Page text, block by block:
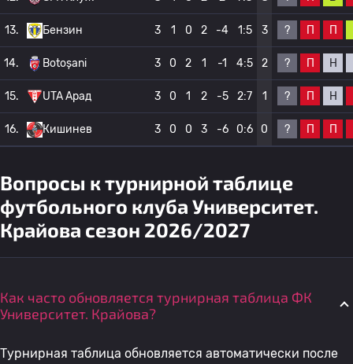
13. Бензин 3 1 0 2 -4 1:5 3 ? П П
14. Botoșani 3 0 2 1 -1 4:5 2 ? П Н
15. UTA Арад 3 0 1 2 -5 2:7 1 ? П Н
16. Кишинев 3 0 0 3 -6 0:6 0 ? П П
Вопросы к турнирной таблице
футбольного клуба Университет.
Крайова сезон 2026/2027
Как часто обновляется турнирная таблица ФК
Университет. Крайова?
Турнирная таблица обновляется автоматически после